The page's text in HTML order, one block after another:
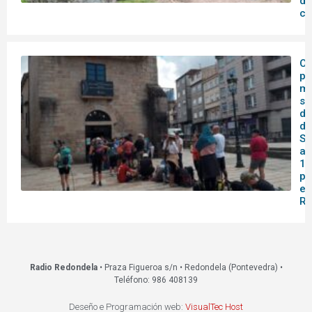
O
de
14
en
Radio Redondela• Praza Figueroa s/n • Redondela (Pontevedra) •
Teléfono: 986 408139
Deseño e Programación web: VisualTec Host